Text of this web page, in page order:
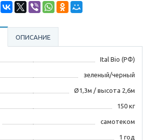
ОПИСАНИЕ
Ital Bio (РФ)
зеленый/черный
Ø1,3м / высота 2,6м
150 кг
самотеком
1 год